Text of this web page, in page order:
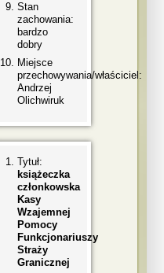
Stan
zachowania:
bardzo
dobry
Miejsce
przechowywania/właściciel:
Andrzej
Olichwiruk
Tytuł:
książeczka
członkowska
Kasy
Wzajemnej
Pomocy
Funkcjonariuszy
Straży
Granicznej